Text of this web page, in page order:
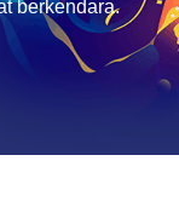
berkendara.